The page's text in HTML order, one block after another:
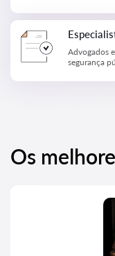
Advogados
segurança
Os